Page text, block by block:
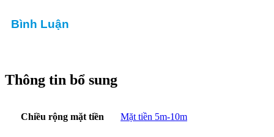
Bình Luận
Thông tin bổ sung
Chiều rộng mặt tiền Mặt tiền 5m-10m